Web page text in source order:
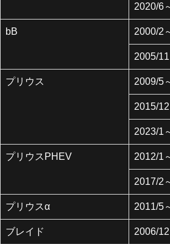
2020/6
bB 2000/2
2005/
プリウス 2009/5
2015/
2023/1
プリウスPHEV 2012/1
2017/2
プリウスα 2011/5
ブレイド 2006/